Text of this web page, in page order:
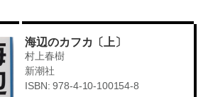
海辺のカフカ〔上〕
村上春樹
新潮社
ISBN: 978-4-10-100154-8